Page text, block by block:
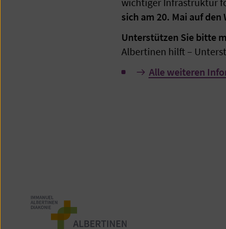
sich am 20. Mai auf den
Unterstützen Sie bitte
Albertinen hilft –
Alle weiteren